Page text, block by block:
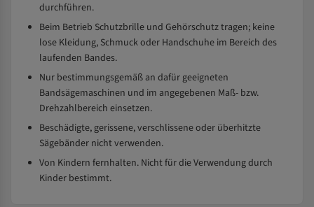
durchführen.
Beim Betrieb Schutzbrille und Gehörschutz tragen; keine
lose Kleidung, Schmuck oder Handschuhe im Bereich des
laufenden Bandes.
Nur bestimmungsgemäß an dafür geeigneten
Bandsägemaschinen und im angegebenen Maß- bzw.
Drehzahlbereich einsetzen.
Beschädigte, gerissene, verschlissene oder überhitzte
Sägebänder nicht verwenden.
Von Kindern fernhalten. Nicht für die Verwendung durch
Kinder bestimmt.